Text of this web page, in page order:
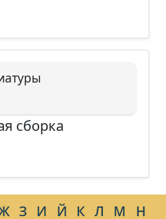
сборка
З И Й К Л М Н